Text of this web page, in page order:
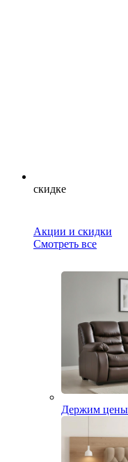
скидке
Акции и скидки
Смотреть все
Держим цены